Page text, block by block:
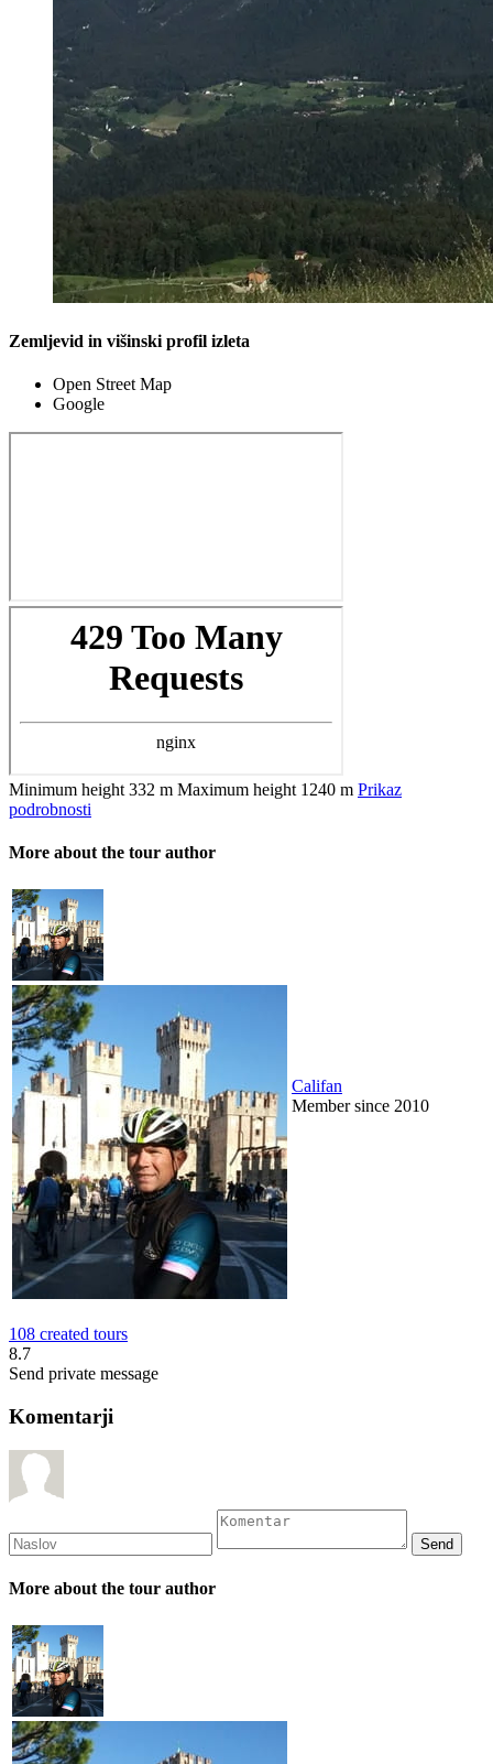
Zemljevid in višinski profil izleta
Open Street Map
Google
Minimum height 332 m Maximum height 1240 m Prikaz
podrobnosti
More about the tour author
Califan
Member since 2010
108 created tours
8.7
Send private message
Komentarji
More about the tour author